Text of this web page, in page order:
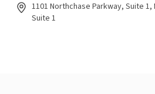
1101 Northchase Parkway, Suite
Suite 1